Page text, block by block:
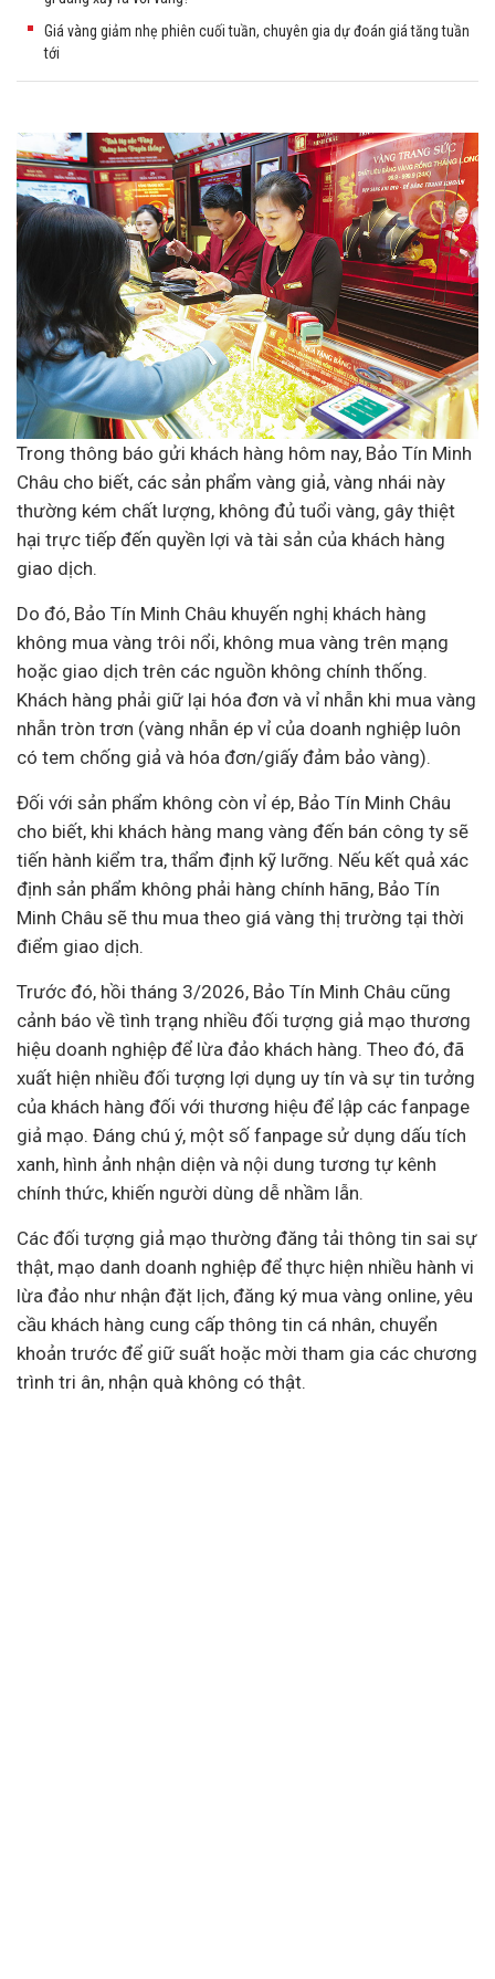
Giá vàng giảm nhẹ phiên cuối tuần, chuyên gia dự đoán giá tăng tuần
tới
Trong thông báo gửi khách hàng hôm nay, Bảo Tín Minh
Châu cho biết, các sản phẩm vàng giả, vàng nhái này
thường kém chất lượng, không đủ tuổi vàng, gây thiệt
hại trực tiếp đến quyền lợi và tài sản của khách hàng
giao dịch.
Do đó, Bảo Tín Minh Châu khuyến nghị khách hàng
không mua vàng trôi nổi, không mua vàng trên mạng
hoặc giao dịch trên các nguồn không chính thống.
Khách hàng phải giữ lại hóa đơn và vỉ nhẫn khi mua vàng
nhẫn tròn trơn (vàng nhẫn ép vỉ của doanh nghiệp luôn
có tem chống giả và hóa đơn/giấy đảm bảo vàng).
Đối với sản phẩm không còn vỉ ép, Bảo Tín Minh Châu
cho biết, khi khách hàng mang vàng đến bán công ty sẽ
tiến hành kiểm tra, thẩm định kỹ lưỡng. Nếu kết quả xác
định sản phẩm không phải hàng chính hãng, Bảo Tín
Minh Châu sẽ thu mua theo giá vàng thị trường tại thời
điểm giao dịch.
Trước đó, hồi tháng 3/2026, Bảo Tín Minh Châu cũng
cảnh báo về tình trạng nhiều đối tượng giả mạo thương
hiệu doanh nghiệp để lừa đảo khách hàng. Theo đó, đã
xuất hiện nhiều đối tượng lợi dụng uy tín và sự tin tưởng
của khách hàng đối với thương hiệu để lập các fanpage
giả mạo. Đáng chú ý, một số fanpage sử dụng dấu tích
xanh, hình ảnh nhận diện và nội dung tương tự kênh
chính thức, khiến người dùng dễ nhầm lẫn.
Các đối tượng giả mạo thường đăng tải thông tin sai sự
thật, mạo danh doanh nghiệp để thực hiện nhiều hành vi
lừa đảo như nhận đặt lịch, đăng ký mua vàng online, yêu
cầu khách hàng cung cấp thông tin cá nhân, chuyển
khoản trước để giữ suất hoặc mời tham gia các chương
trình tri ân, nhận quà không có thật.